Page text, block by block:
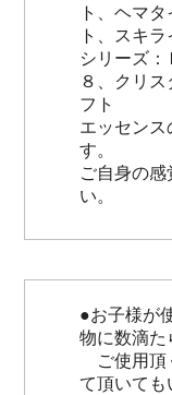
ト、ヘマ
ト、スキ
シリーズ
８、クリ
フト
エッセンス
す。
ご自身の感
い。
●お子様が
物に数滴た
ご使用頂
て頂いても